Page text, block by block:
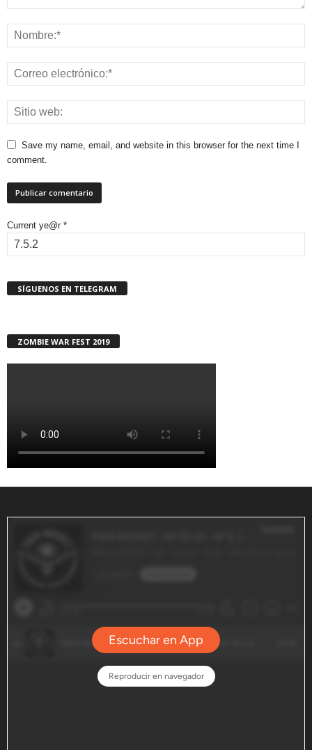
Save my name, email, and website in this browser for the next time I
comment.
Current ye@r *
SÍGUENOS EN TELEGRAM
ZOMBIE WAR FEST 2019